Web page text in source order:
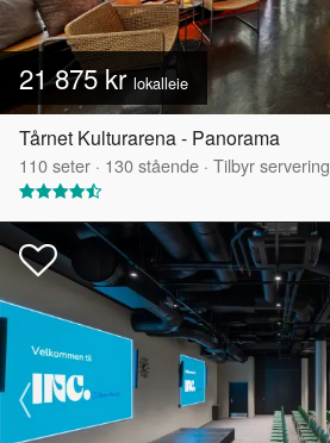
21 875 krlokalleie
Tårnet Kulturarena - Panorama
110seter · 130stående · Tilbyr servering